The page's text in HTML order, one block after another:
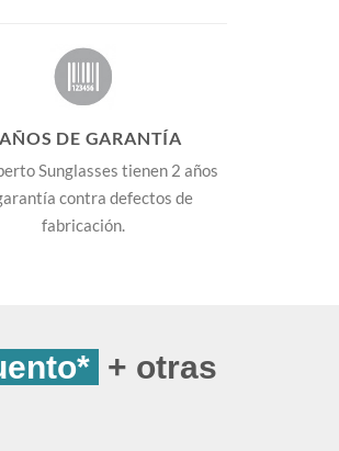
DE GARANTÍA
Sunglasses tienen 2 años
contra defectos de
fabricación.
+ otras